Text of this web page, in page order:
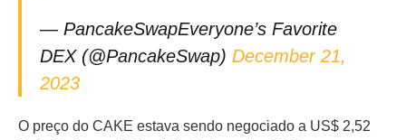
— PancakeSwapEveryone’s Favorite
DEX (@PancakeSwap) December 21,
2023
O preço do CAKE estava sendo negociado a US$ 2,52